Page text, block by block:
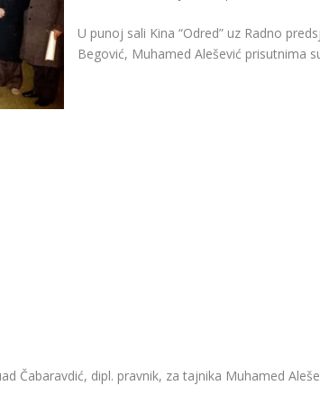
U punoj sali Kina “Odred” uz Radno
Begović, Muhamed Alešević prisutnima
Čabaravdić, dipl. pravnik, za tajnika Muhamed